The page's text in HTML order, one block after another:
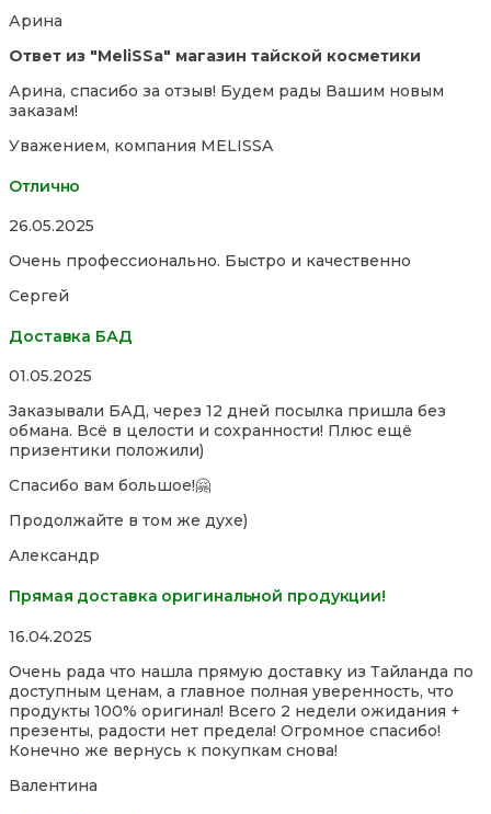
5
Арина
Ответ из "MeliSSa" магазин тайской косметики
Арина, спасибо за отзыв! Будем рады Вашим новым
заказам!
Уважением, компания MELISSA
Отлично
Rated
out
5
26.05.2025
Очень профессионально. Быстро и качественно
Сергей
Доставка БАД
Rated
out
of
5
01.05.2025
Заказывали БАД, через 12 дней посылка пришла без
обмана. Всё в целости и сохранности! Плюс ещё
призентики положили)
Спасибо вам большое!🤗
Продолжайте в том же духе)
Александр
Прямая доставка оригинальной продукции!
Rated
out
of
5
16.04.2025
Очень рада что нашла прямую доставку из Тайланда по
доступным ценам, а главное полная уверенность, что
продукты 100% оригинал! Всего 2 недели ожидания +
презенты, радости нет предела! Огромное спасибо!
Конечно же вернусь к покупкам снова!
Валентина